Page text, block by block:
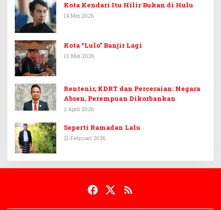
Kota Kendari Itu Hilir Bukan di Hulu
14 Mei 2026
Kota “Lulo” Banjir Lagi
10 Mei 2026
Rentenir, KDRT dan Perceraian: Negara
Absen, Perempuan Dikorbankan
2 April 2026
Seperti Ramadan Lalu
21 Februari 2026